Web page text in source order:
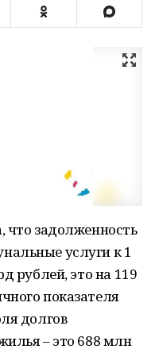
что задолженность
услуги к 1
рублей, это на 119
показателя
долгов
– это 688 млн